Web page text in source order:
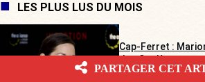
LES PLUS LUS DU MOIS
Cap-Ferret :
des
secourue par les
PARTAGER CET